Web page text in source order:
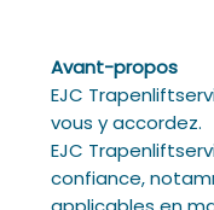
Avant-propos
EJC
vous y accordez.
EJC
confiance,